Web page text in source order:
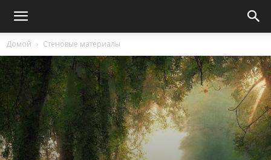
Домой Стеновые материалы